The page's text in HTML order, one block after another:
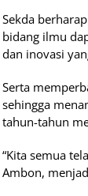
Sekda
bidang ilmu
dan inovasi
Serta
sehingga
tahun-tahun
“Kita semua
Ambon,